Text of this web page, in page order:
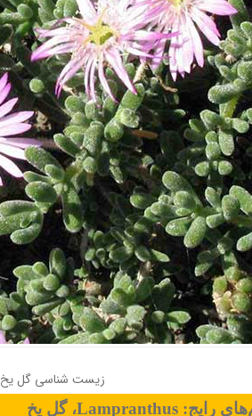
زیست شناسی گل یخ
رایج:Lampranthus، گل یخ